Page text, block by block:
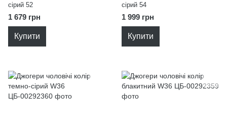
сірий 52
1 679 грн
Купити
сірий 54
1 999 грн
Купити